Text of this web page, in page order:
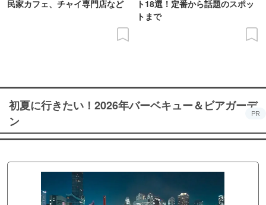
民家カフェ、チャイ専門店など
ト18選！定番から話題のスポッ
トまで
初夏に行きたい！2026年バーベキュー＆ビアガーデ
ン
PR